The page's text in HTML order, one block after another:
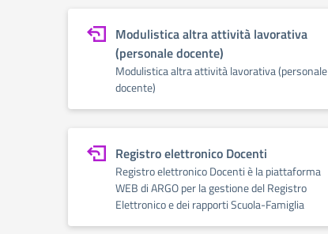
Modulistica altra attività lavorativa
(personale docente)
Modulistica altra attività lavorativa (personale
docente)
Registro elettronico Docenti
Registro elettronico Docenti è la piattaforma
WEB di ARGO per la gestione del Registro
Elettronico e dei rapporti Scuola-Famiglia